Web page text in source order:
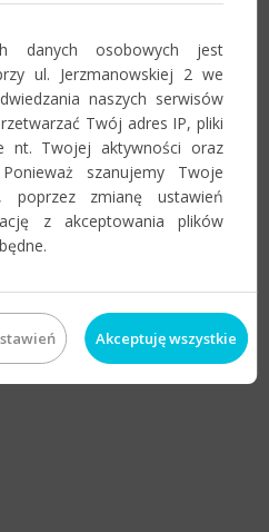
danych osobowych jest
ul. Jerzmanowskiej 2 we
naszych serwisów
Twój adres IP, pliki
nt. Twojej aktywności oraz
szanujemy Twoje
poprzez zmianę ustawień
z akceptowania plików
Akceptuję wszystkie